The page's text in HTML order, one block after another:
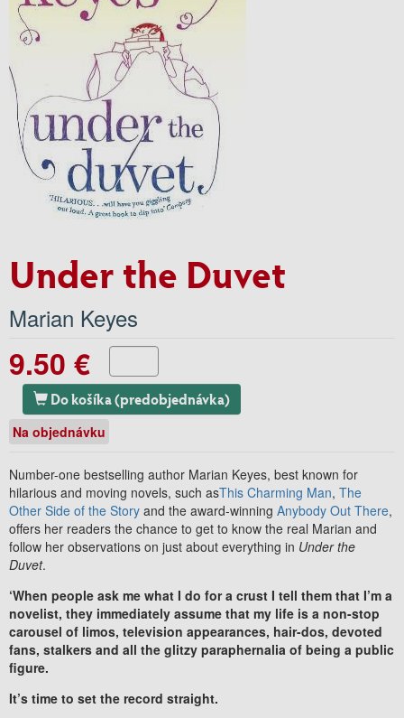
Under the Duvet
Marian Keyes
9.50 €
Do košíka (predobjednávka)
Na objednávku
Number-one bestselling author Marian Keyes, best known for
hilarious and moving novels, such asThis Charming Man, The
Other Side of the Story and the award-winning Anybody Out There,
offers her readers the chance to get to know the real Marian and
follow her observations on just about everything in Under the
Duvet.
‘When people ask me what I do for a crust I tell them that I’m a
novelist, they immediately assume that my life is a non-stop
carousel of limos, television appearances, hair-dos, devoted
fans, stalkers and all the glitzy paraphernalia of being a public
figure.
It’s time to set the record straight.